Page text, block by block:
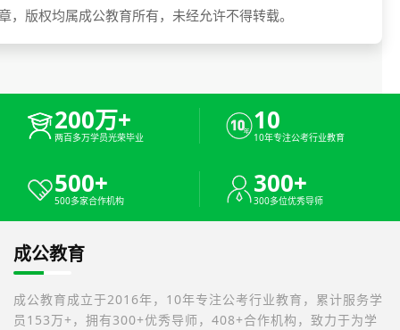
，版权均属成公教育所有，未经允许不得转载。
200万+
两百多万学员光荣毕业
10
10年专注公考行业教育
500+
500多家合作机构
300+
300多位优秀导师
成公教育
成公教育成立于2016年，10年专注公考行业教育，累计服务学
员153万+，拥有300+优秀导师，408+合作机构，致力于为学